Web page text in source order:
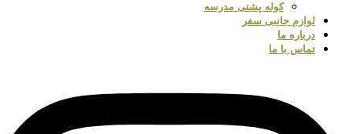
کوله پشتی مدرسه
لوازم جانبی سفر
درباره ما
تماس با ما